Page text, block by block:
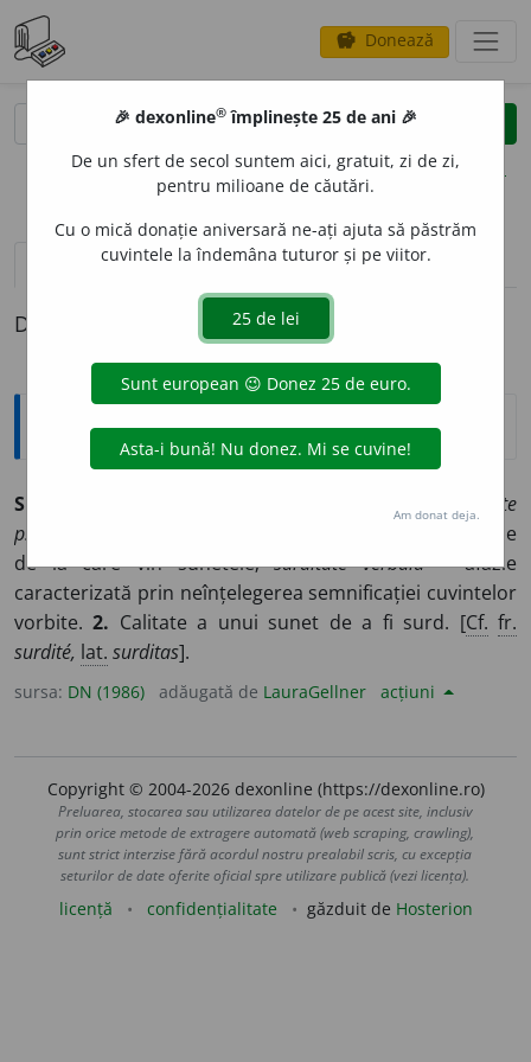
savings Donează
clear
opțiuni
definiții (1)
Definiția cu ID-ul 440804:
Explicative DEX
SURDIT
Surditate
psihică
= imposibilitate de a distinge prin auz obiectele
de la care vin sunetele;surditate verbală= afazie
caracterizată prin neînțelegerea semnificației cuvintelor
vorbite.2. Calitate a unui sunet de a fi surd. [Cf. fr.
surdité, lat. surditas].
sursa: DN (1986) adăugată de LauraGellner acțiuni
Copyright © 2004-2026 dexonline (https://dexonline.ro)
Preluarea, stocarea sau utilizarea datelor de pe acest site, inclusiv
prin orice metode de extragere automată (web scraping, crawling),
sunt strict interzise fără acordul nostru prealabil scris, cu excepția
seturilor de date oferite oficial spre utilizare publică (vezi licența).
licență confidențialitate găzduit de Hosterion
🎉 dexonline® împlinește 25 de ani 🎉
De un sfert de secol suntem aici, gratuit, zi de zi,
pentru milioane de căutări.
Cu o mică donație aniversară ne-ați ajuta să păstrăm
cuvintele la îndemâna tuturor și pe viitor.
Am donat deja.